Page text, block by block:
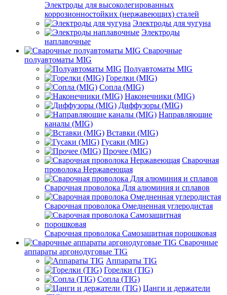
Электроды для высоколегированных
коррозионностойких (нержавеющих) сталей
Электроды для чугуна
Электроды
наплавочные
Сварочные
полуавтоматы MIG
Полуавтоматы MIG
Горелки (MIG)
Сопла (MIG)
Наконечники (MIG)
Диффузоры (MIG)
Направляющие
каналы (MIG)
Вставки (MIG)
Гусаки (MIG)
Прочее (MIG)
Сварочная
проволока Нержавеющая
Сварочная проволока Для алюминия и сплавов
Сварочная проволока Омедненная углеродистая
Сварочная проволока Самозащитная порошковая
Сварочные
аппараты аргонодуговые TIG
Аппараты TIG
Горелки (TIG)
Сопла (TIG)
Цанги и держатели